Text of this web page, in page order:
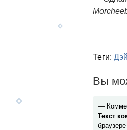
Теги:
Вы
—
Текст